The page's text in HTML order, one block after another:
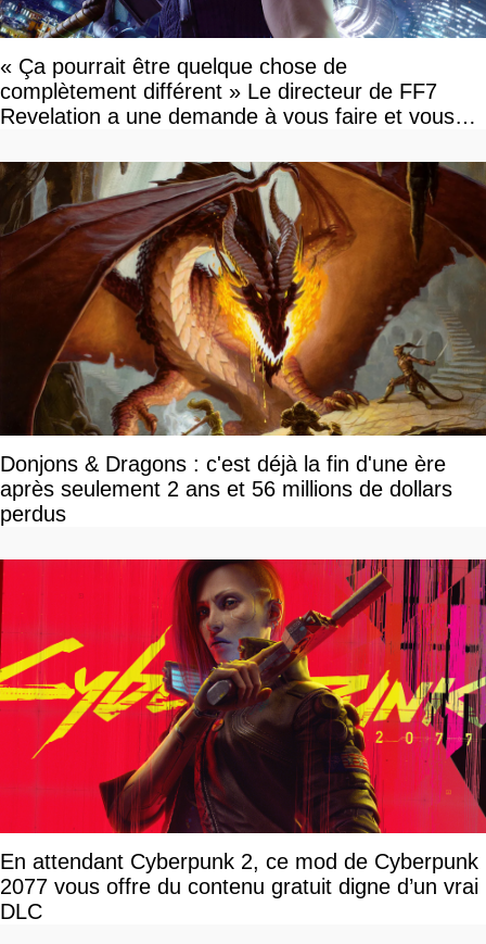
« Ça pourrait être quelque chose de
complètement différent » Le directeur de FF7
Revelation a une demande à vous faire et vous
Donjons & Dragons : c'est déjà la fin d'une ère
après seulement 2 ans et 56 millions de dollars
perdus
En attendant Cyberpunk 2, ce mod de Cyberpunk
2077 vous offre du contenu gratuit digne d’un vrai
DLC